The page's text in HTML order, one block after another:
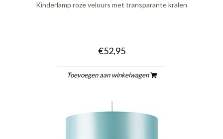
Kinderlamp roze velours met transparante kralen
€52,95
Toevoegen aan winkelwagen